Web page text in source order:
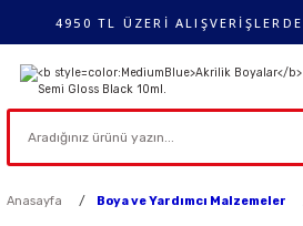
4950 TL ÜZERİ ALIŞVERİŞLERDE
Anasayfa Boya ve Yardımcı Malzemeler